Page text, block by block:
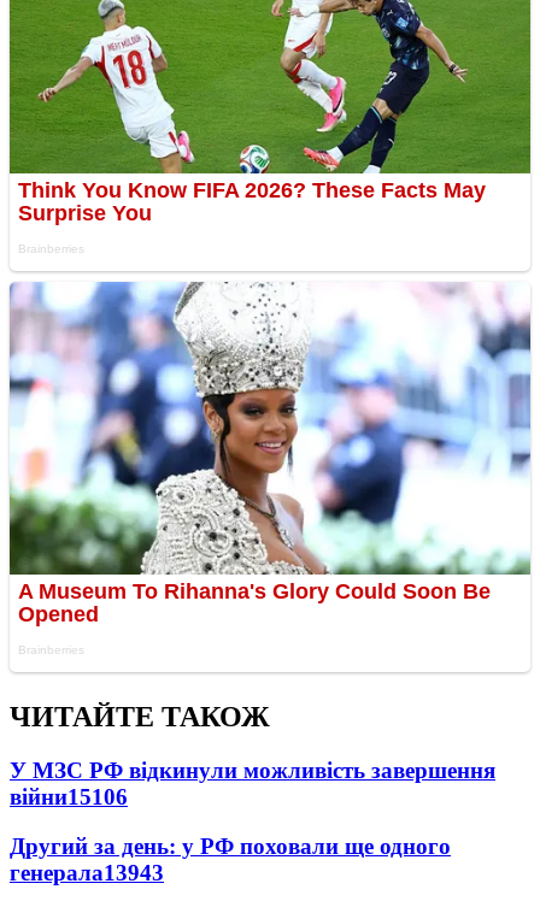
ЧИТАЙТЕ ТАКОЖ
У МЗС РФ відкинули можливість завершення
війни15106
Другий за день: у РФ поховали ще одного
генерала13943